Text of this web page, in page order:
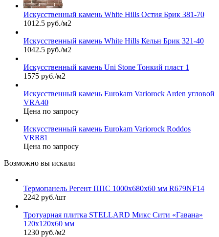
Искусственный камень White Hills Остия Брик 381-70
1012.5 руб./м2
Искусственный камень White Hills Кельн Брик 321-40
1042.5 руб./м2
Искусственный камень Uni Stone Тонкий пласт 1
1575 руб./м2
Искусственный камень Eurokam Variorock Arden угловой
VRA40
Цена по запросу
Искусственный камень Eurokam Variorock Roddos
VRR81
Цена по запросу
Возможно вы искали
Термопанель Регент ППС 1000х680х60 мм R679NF14
2242 руб./шт
Тротуарная плитка STELLARD Микс Сити «Гавана»
120х120х60 мм
1230 руб./м2